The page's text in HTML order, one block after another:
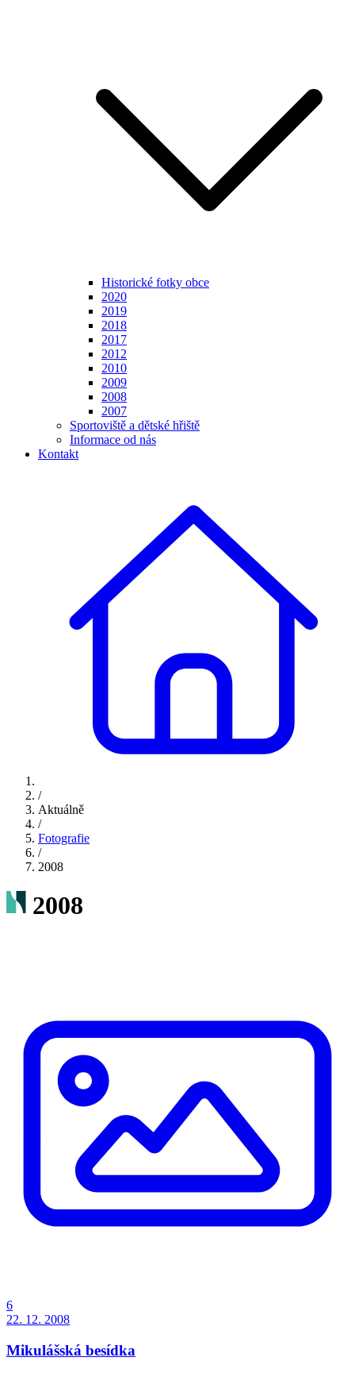
Historické fotky obce
2020
2019
2018
2017
2012
2010
2009
2008
2007
Sportoviště a dětské hřiště
Informace od nás
Kontakt
/
Aktuálně
/
Fotografie
/
2008
2008
6
22. 12. 2008
Mikulášská besídka